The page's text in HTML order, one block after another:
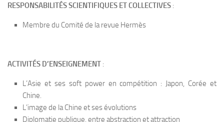
RESPONSABILITÉS SCIENTIFIQUES ET COLLECTIVES :
Membre du Comité de la revue Hermès
ACTIVITÉS D’ENSEIGNEMENT :
L’Asie et ses soft power en compétition : Japon, Corée et
Chine.
L’image de la Chine et ses évolutions
Diplomatie publique, entre abstraction et attraction